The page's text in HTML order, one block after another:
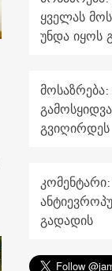
ყველას
უნდა იყოს
გვიღირდეს
გადადის